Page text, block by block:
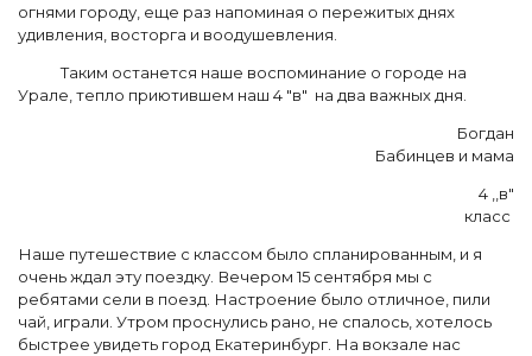
огнями городу, еще раз напоминая о пережитых днях
удивления, восторга и воодушевления.
Таким останется наше воспоминание о городе на
Урале, тепло приютившем наш 4 "в" на два важных дня.
Богдан
Бабинцев и мама
4 ,,в"
класс
Наше путешествие с классом было спланированным, и я
очень ждал эту поездку. Вечером 15 сентября мы с
ребятами сели в поезд. Настроение было отличное, пили
чай, играли. Утром проснулись рано, не спалось, хотелось
быстрее увидеть город Екатеринбург. На вокзале нас